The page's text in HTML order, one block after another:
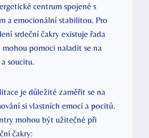
centrum spojené s
a emocionální stabilitou. Pro
srdeční čakry existuje řada
pomoci naladit se na
soucitu.
je důležité zaměřit se na
si vlastních emocí a pocitů.
mohou být užitečné při
čakry: